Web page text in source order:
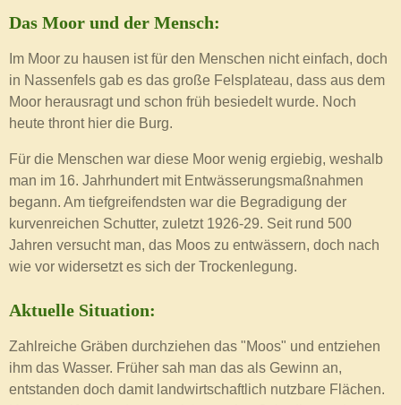
Das Moor und der Mensch:
Im Moor zu hausen ist für den Menschen nicht einfach, doch
in Nassenfels gab es das große Felsplateau, dass aus dem
Moor herausragt und schon früh besiedelt wurde. Noch
heute thront hier die Burg.
Für die Menschen war diese Moor wenig ergiebig, weshalb
man im 16. Jahrhundert mit Entwässerungsmaßnahmen
begann. Am tiefgreifendsten war die Begradigung der
kurvenreichen Schutter, zuletzt 1926-29. Seit rund 500
Jahren versucht man, das Moos zu entwässern, doch nach
wie vor widersetzt es sich der Trockenlegung.
Aktuelle Situation:
Zahlreiche Gräben durchziehen das "Moos" und entziehen
ihm das Wasser. Früher sah man das als Gewinn an,
entstanden doch damit landwirtschaftlich nutzbare Flächen.